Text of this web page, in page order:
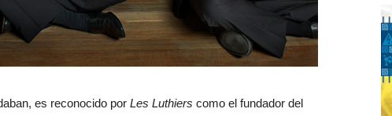
es reconocido por Les Luthiers como el fundador del